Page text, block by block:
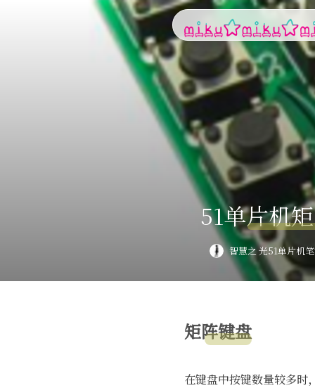
51单片机
智慧之 光51单片机
矩阵键盘
在键盘中按键数量较多